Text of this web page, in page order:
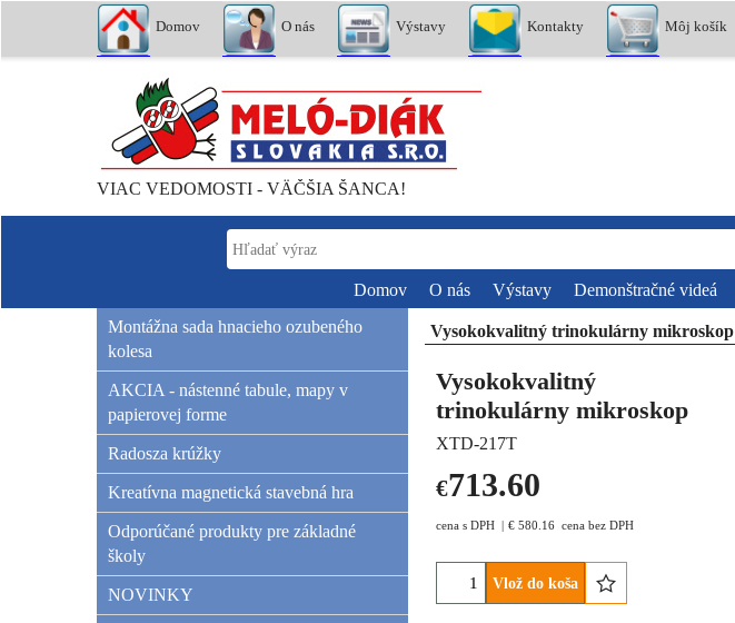
Domov O nás Výstavy Kontakty Môj košík
VIAC VEDOMOSTI - VÄČŠIA ŠANCA!
Domov O nás Výstavy Demonštračné videá
Montážna sada hnacieho ozubeného
kolesa
AKCIA - nástenné tabule, mapy v
papierovej forme
Radosza krúžky
Kreatívna magnetická stavebná hra
Odporúčané produkty pre základné
školy
NOVINKY
Vysokokvalitný trinokulárny mikroskop
Vysokokvalitný
trinokulárny mikroskop
XTD-217T
€713.60
cena s DPH € 580.16 cena bez DPH
Vlož do koša